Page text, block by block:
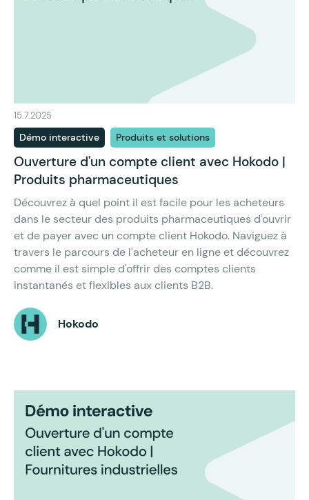
15.7.2025
Démo interactive Produits et solutions
Ouverture d'un compte client avec Hokodo |
Produits pharmaceutiques
Découvrez à quel point il est facile pour les acheteurs
dans le secteur des produits pharmaceutiques d'ouvrir
et de payer avec un compte client Hokodo. Naviguez à
travers le parcours de l'acheteur en ligne et découvrez
comme il est simple d'offrir des comptes clients
instantanés et flexibles aux clients B2B.
Hokodo